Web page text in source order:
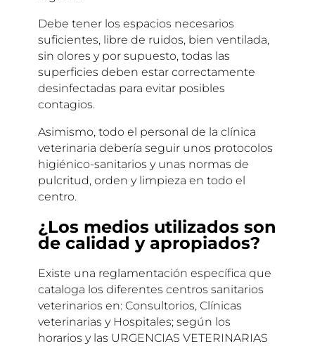
Debe tener los espacios necesarios
suficientes, libre de ruidos, bien ventilada,
sin olores y por supuesto, todas las
superficies deben estar correctamente
desinfectadas para evitar posibles
contagios.
Asimismo, todo el personal de la clínica
veterinaria debería seguir unos protocolos
higiénico-sanitarios y unas normas de
pulcritud, orden y limpieza en todo el
centro.
¿Los medios utilizados son
de calidad y apropiados?
Existe una reglamentación específica que
cataloga los diferentes centros sanitarios
veterinarios en: Consultorios, Clínicas
veterinarias y Hospitales; según los
horarios y las URGENCIAS VETERINARIAS